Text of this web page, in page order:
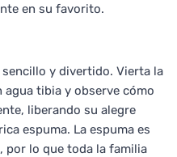
en su favorito.
sencillo y divertido. Vierta la
tibia y observe cómo
liberando su alegre
espuma. La espuma es
por lo que toda la familia